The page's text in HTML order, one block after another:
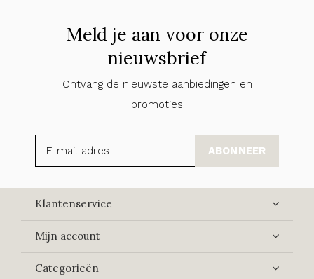
Meld je aan voor onze
nieuwsbrief
Ontvang de nieuwste aanbiedingen en
promoties
ABONNEER
Klantenservice
Mijn account
Categorieën